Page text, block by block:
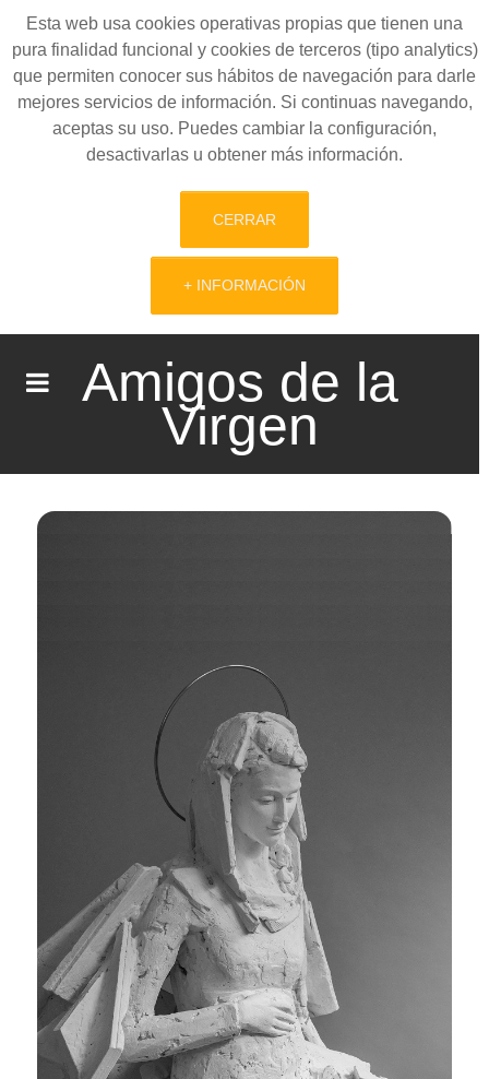
Esta web usa cookies operativas propias que tienen una
pura finalidad funcional y cookies de terceros (tipo analytics)
que permiten conocer sus hábitos de navegación para darle
mejores servicios de información. Si continuas navegando,
aceptas su uso. Puedes cambiar la configuración,
desactivarlas u obtener más información.
CERRAR
+ INFORMACIÓN
Amigos de la
Virgen